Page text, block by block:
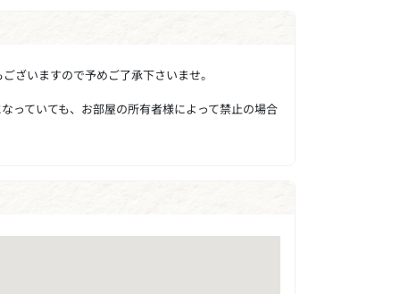
ざいますので予めご了承下さいませ。
っていても、お部屋の所有者様によって禁止の場合